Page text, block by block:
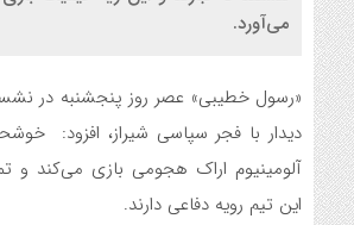
می‌آورد.
«رسول خطیبی» عصر روز پنجشنبه در
دیدار با فجر سپاسی شیراز، افزود:
آلومینیوم اراک هجومی بازی می‌کند و
این تیم رویه دفاعی دارند.